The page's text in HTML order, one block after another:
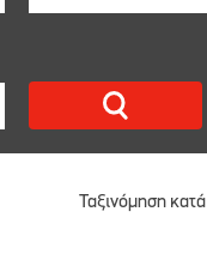
Ταξινόμηση κατά